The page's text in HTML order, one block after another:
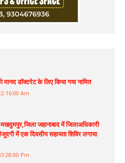
डॉक्टरेट के लिए किया गया नामित
Am
जहानाबाद में जिलाअधिकारी
में एक दिवसीय सहायता शिविर लगाया
Pm